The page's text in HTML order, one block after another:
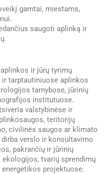
gamtai, miestams,
saugoti aplinką ir
ir jūrų tyrimų
tarptautiniuose aplinkos
tarnybose, jūrinių
institutuose.
valstybinėse ir
teritorijų
civilinės saugos ar klimato
verslo ir konsultavimo
pakrančių ir jūrinių
tvarių sprendimų
projektuose.